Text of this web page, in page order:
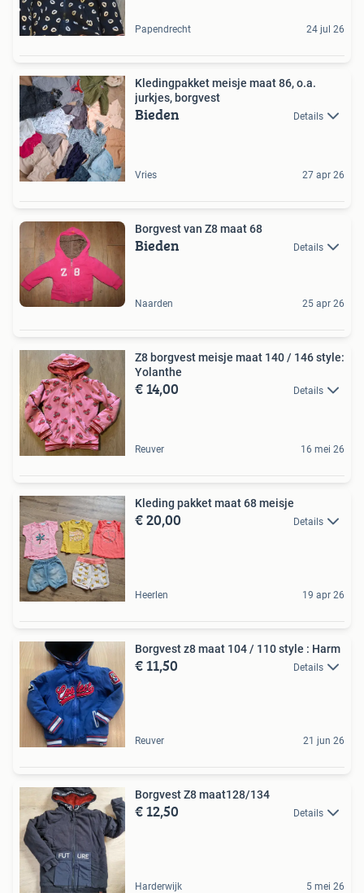
Papendrecht 24 jul 26
Kledingpakket meisje maat 86, o.a.
jurkjes, borgvest
Bieden Details
Vries 27 apr 26
Borgvest van Z8 maat 68
Bieden Details
Naarden 25 apr 26
Z8 borgvest meisje maat 140 / 146 style:
Yolanthe
€ 14,00 Details
Reuver 16 mei 26
Kleding pakket maat 68 meisje
€ 20,00 Details
Heerlen 19 apr 26
Borgvest z8 maat 104 / 110 style : Harm
€ 11,50 Details
Reuver 21 jun 26
Borgvest Z8 maat128/134
€ 12,50 Details
Harderwijk 5 mei 26